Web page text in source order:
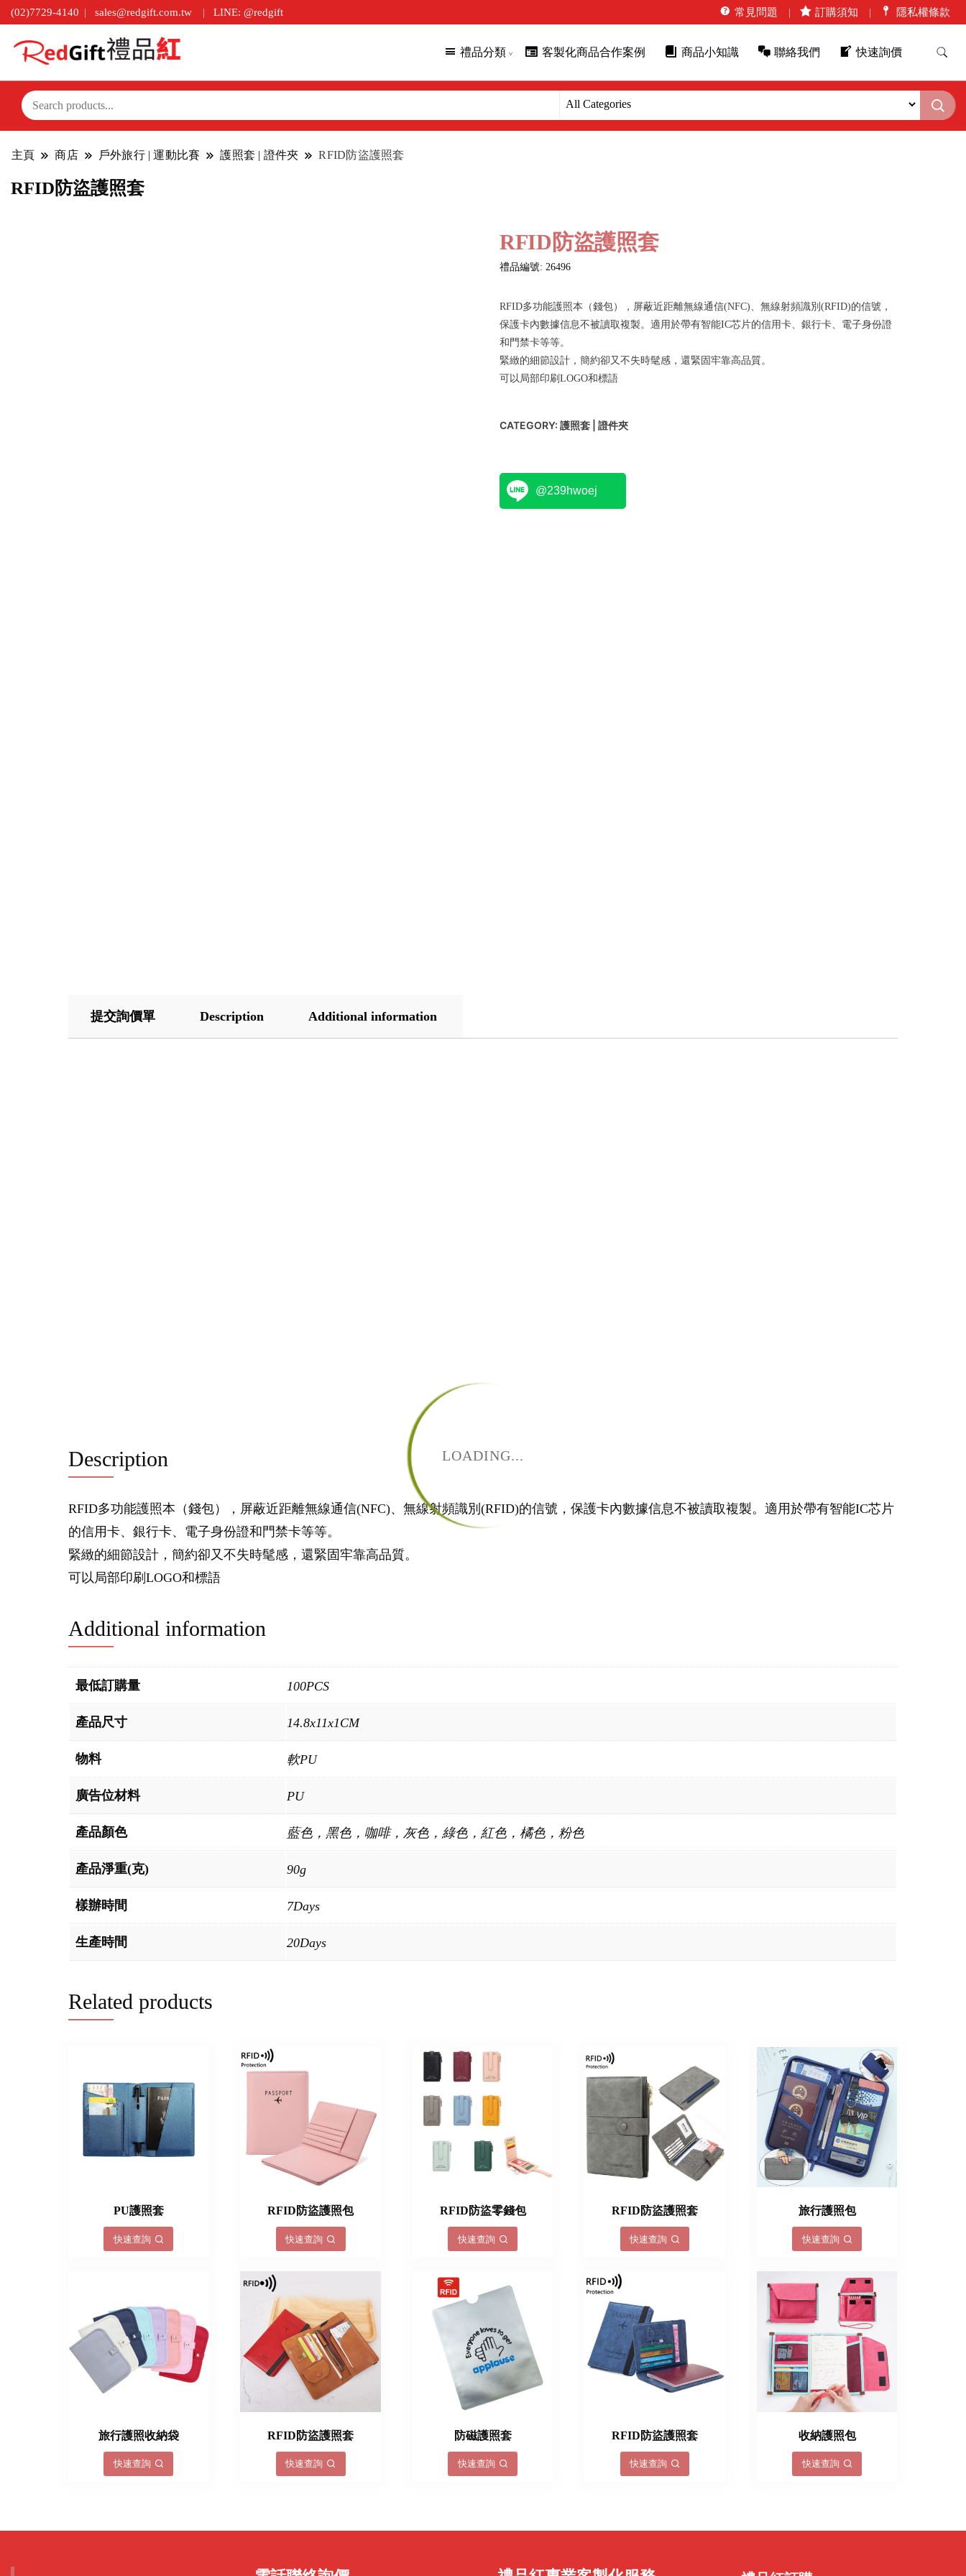
(02)7729-4140 sales@redgift.com.tw LINE: @redgift 常見問題 訂購須知 隱私權條款
禮品分類 客製化商品合作案例 商品小知識 聯絡我們 快速詢價
主頁 商店 戶外旅行 | 運動比賽 護照套 | 證件夾 RFID防盜護照套
RFID防盜護照套
LOADING...
RFID防盜護照套
禮品編號: 26496
RFID多功能護照本（錢包），屏蔽近距離無線通信(NFC)、無線射頻識別(RFID)的信號，
保護卡內數據信息不被讀取複製。適用於帶有智能IC芯片的信用卡、銀行卡、電子身份證
和門禁卡等等。
緊緻的細節設計，簡約卻又不失時髦感，還緊固牢靠高品質。
可以局部印刷LOGO和標語
CATEGORY:護照套 | 證件夾
@239hwoej
提交詢價單 Description Additional information
Description
RFID多功能護照本（錢包），屏蔽近距離無線通信(NFC)、無線射頻識別(RFID)的信號，保護卡內數據信息不被讀取複製。適用於帶有智能IC芯片
的信用卡、銀行卡、電子身份證和門禁卡等等。
緊緻的細節設計，簡約卻又不失時髦感，還緊固牢靠高品質。
可以局部印刷LOGO和標語
Additional information
最低訂購量 100PCS
產品尺寸 14.8x11x1CM
物料 軟PU
廣告位材料 PU
產品顏色 藍色，黑色，咖啡，灰色，綠色，紅色，橘色，粉色
產品淨重(克) 90g
樣辦時間 7Days
生產時間 20Days
Related products
PU護照套
快速查詢
RFID防盜護照包
快速查詢
RFID防盜零錢包
快速查詢
RFID防盜護照套
快速查詢
旅行護照包
快速查詢
旅行護照收納袋
快速查詢
RFID防盜護照套
快速查詢
防磁護照套
快速查詢
RFID防盜護照套
快速查詢
收納護照包
快速查詢